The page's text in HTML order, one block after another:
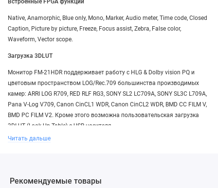
Native, Anamorphic, Blue only, Mono, Marker, Audio meter, Time code, Closed
Caption, Picture by picture, Freeze, Focus assist, Zebra, False color,
Waveform, Vector scope.
Загрузка 3DLUT
Монитор FM-21HDR поддерживает работу с HLG & Dolby vision PQ и
цветовым пространством LOG/Rec.709 большинства производимых
камер: ARRI LOG R709, RED RLF RG3, SONY SL2 LC709A, SONY SL3C L709A,
Pana V-Log V709, Canon CinCL1 WDR, Canon CinCL2 WDR, BMD CC FILM V,
BMD PC FILM V2. Кроме этого возможна пользовательская загрузка
3DLUT (Look Up Table) с USB носителя.
Гарантия
послегарантийное обслуживание мониторов SWIT производит
Читать дальше
Рекомендуемые товары